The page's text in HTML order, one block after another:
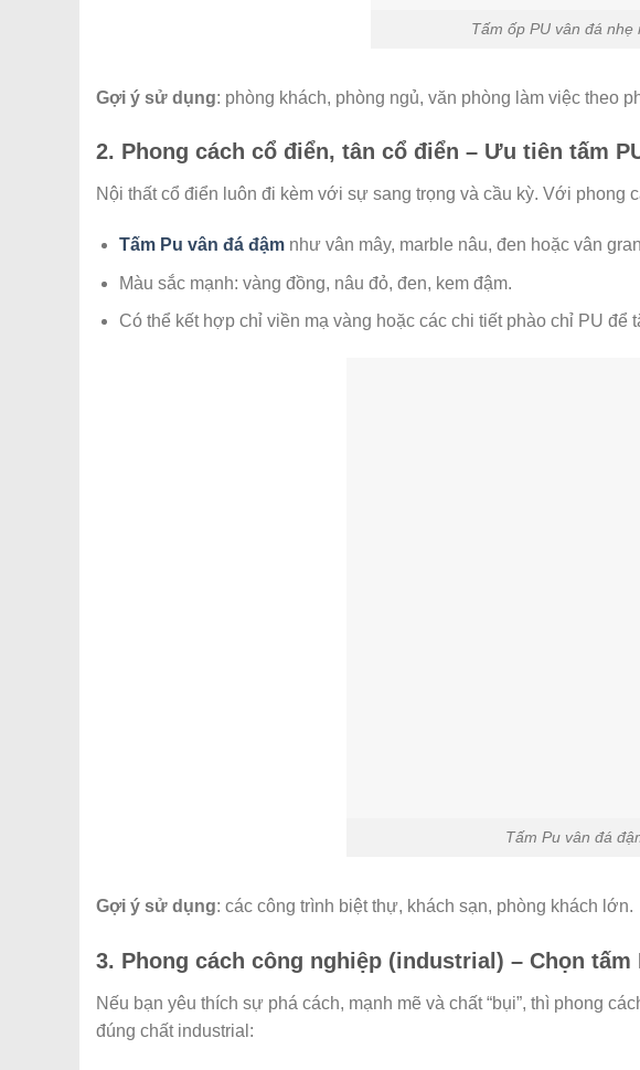
Tấm ốp PU vân đá nhẹ
Gợi ý sử dụng: phòng khách, phòng ngủ, văn phòng làm việc theo
2. Phong cách cổ điển, tân cổ điển – Ưu tiên tấm
Nội thất cổ điển luôn đi kèm với sự sang trọng và cầu kỳ. Với phong
Tấm Pu vân đá đậmnhư vân mây, marble nâu, đen hoặc vân
Màu sắc mạnh: vàng đồng, nâu đỏ, đen, kem đậm.
Có thể kết hợp chỉ viền mạ vàng hoặc các chi tiết phào chỉ PU để
Tấm Pu vân đá
Gợi ý sử dụng: các công trình biệt thự, khách sạn, phòng khách lớn.
3. Phong cách công nghiệp (industrial) – Chọn tấm
Nếu bạn yêu thích sự phá cách, mạnh mẽ và chất “bụi”, thì phong
đúng chất industrial: